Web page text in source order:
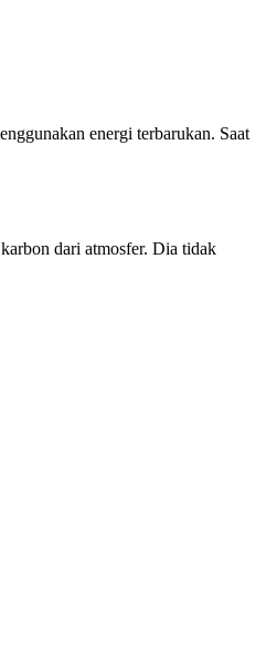
energi terbarukan. Saat
dari atmosfer. Dia tidak